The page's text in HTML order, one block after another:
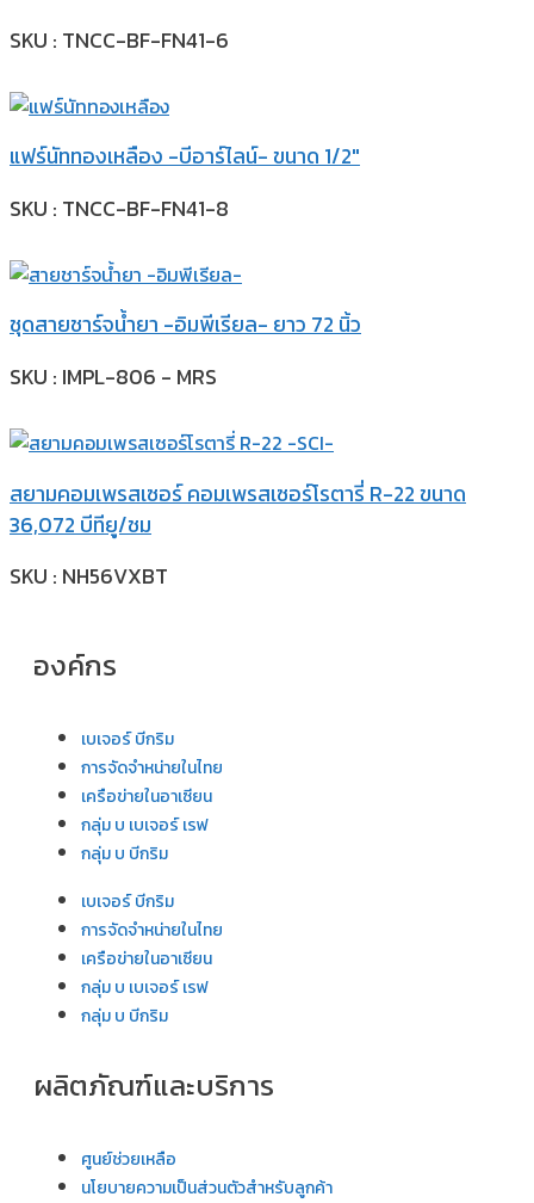
SKU : TNCC-BF-FN41-6
แฟร์นัททองเหลือง -บีอาร์ไลน์- ขนาด 1/2″
SKU : TNCC-BF-FN41-8
ชุดสายชาร์จน้ำยา -อิมพีเรียล- ยาว 72 นิ้ว
SKU : IMPL-806 - MRS
สยามคอมเพรสเซอร์ คอมเพรสเซอร์โรตารี่ R-22 ขนาด
36,072 บีทียู/ชม
SKU : NH56VXBT
องค์กร
เบเจอร์ บีกริม
การจัดจำหน่ายในไทย
เครือข่ายในอาเซียน
กลุ่ม บ เบเจอร์ เรฟ
กลุ่ม บ บีกริม
เบเจอร์ บีกริม
การจัดจำหน่ายในไทย
เครือข่ายในอาเซียน
กลุ่ม บ เบเจอร์ เรฟ
กลุ่ม บ บีกริม
ผลิตภัณฑ์และบริการ
ศูนย์ช่วยเหลือ
นโยบายความเป็นส่วนตัวสำหรับลูกค้า